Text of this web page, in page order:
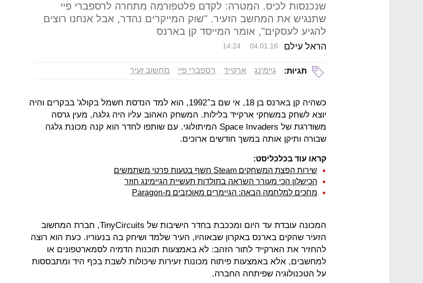
שנכנסות לכיס. המטרה: לקדם פלטפורמה מתחרה לרספברי פיי
שתנגיש את המחשב הזעיר. "שוק המייקרים נהדר, אבל אנחנו רוצים
להגיע לעסקים", אומר המייסד קן בארנס
הראל עילם 14:24 04.01.16
תגיות: גיימינג ארקייד רספברי פיי מחשוב זעיר
כשהיה קן בארנס בן 18, אי שם ב־1992, הוא למד הנדסת חשמל בקולג' בבקרים והיה
יוצא לשחק במשחקי ארקייד בלילות. המשחק האהוב עליו היה גלגה, מעין גרסה
משודרגת של Space Invaders המיתולוגי. עם שותפו לחדר הוא קנה מכונת גלגה
שבורה ותיקן אותה במשך חודשים ארוכים.
קראו עוד בכלכליסט:
שירות הפצת המשחקים Steam חשף בטעות פרטי משתמשים
הכישלון הכי מעורר השראה בתולדות תעשיית הגיימינג חוזר
מחכים למלחמה הבאה: הגיימרים מאוכזבים מ-Paragon
המכונה עובדת עד היום ומככבת בחדר הישיבות של TinyCircuits, חברת המחשוב
הזעיר שהקים בארנס באקרון שבאוהיו, העיר שלמד ושיחק בה בנעוריו. כעת הוא רוצה
להחזיר את הארקייד לתור הזהב: לא באמצעות תוכנות הדמיה לסמארטפונים או
למחשבים, אלא באמצעות פיתוח מכונות זעירות שיכולות לשבת בכף היד ומתבססות
על הטכנולוגיה שפיתחה החברה.